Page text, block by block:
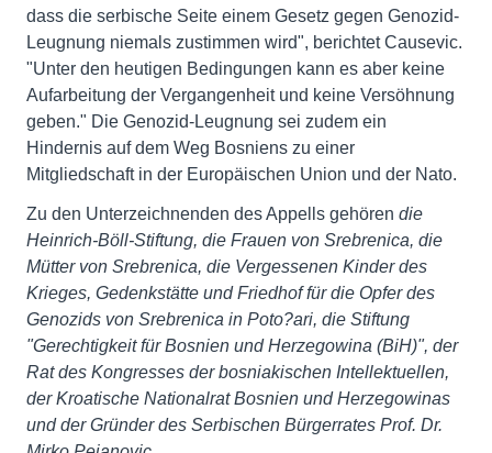
dass die serbische Seite einem Gesetz gegen Genozid-
Leugnung niemals zustimmen wird", berichtet Causevic.
"Unter den heutigen Bedingungen kann es aber keine
Aufarbeitung der Vergangenheit und keine Versöhnung
geben." Die Genozid-Leugnung sei zudem ein
Hindernis auf dem Weg Bosniens zu einer
Mitgliedschaft in der Europäischen Union und der Nato.
Zu den Unterzeichnenden des Appells gehören die
Heinrich-Böll-Stiftung, die Frauen von Srebrenica, die
Mütter von Srebrenica, die Vergessenen Kinder des
Krieges, Gedenkstätte und Friedhof für die Opfer des
Genozids von Srebrenica in Poto?ari, die Stiftung
"Gerechtigkeit für Bosnien und Herzegowina (BiH)", der
Rat des Kongresses der bosniakischen Intellektuellen,
der Kroatische Nationalrat Bosnien und Herzegowinas
und der Gründer des Serbischen Bürgerrates Prof. Dr.